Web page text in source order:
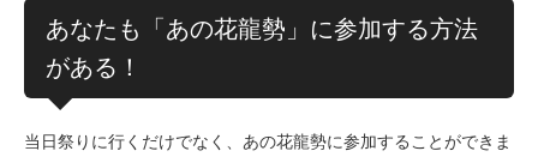
あなたも「あの花龍勢」に参加する方法
がある！
当日祭りに行くだけでなく、あの花龍勢に参加することができま